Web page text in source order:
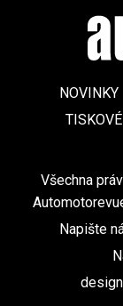
NOVINKY
Všechna
Napište